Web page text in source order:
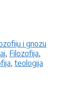
i gnozu
, Filozofija,
, teologija